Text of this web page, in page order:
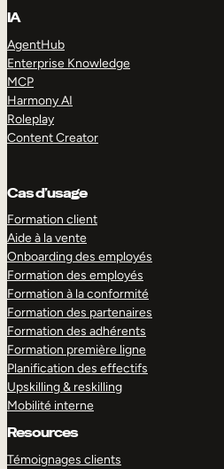
IA
AgentHub
Enterprise Knowledge
MCP
Harmony AI
Roleplay
Content Creator
Cas d’usage
Formation client
Aide à la vente
Onboarding des employés
Formation des employés
Formation à la conformité
Formation des partenaires
Formation des adhérents
Formation première ligne
Planification des effectifs
Upskilling & reskilling
Mobilité interne
Resources
Témoignages clients